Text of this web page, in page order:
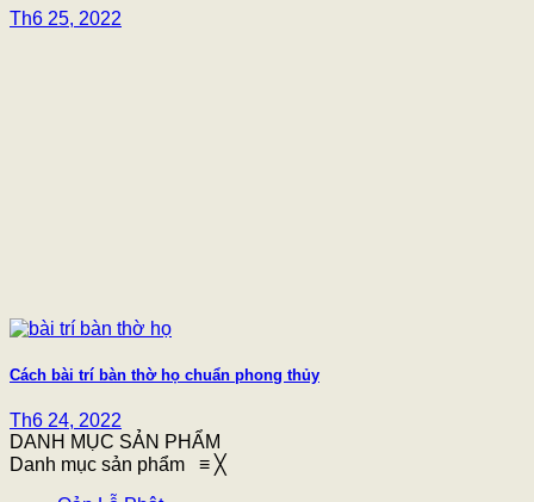
Th6 25, 2022
Cách bài trí bàn thờ họ chuẩn phong thủy
Th6 24, 2022
DANH MỤC SẢN PHẨM
Danh mục sản phẩm ≡ ╳